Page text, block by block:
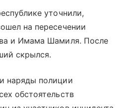
уточнили,
на пересечении
и Имама Шамиля. После
скрылся.
наряды полиции
обстоятельств